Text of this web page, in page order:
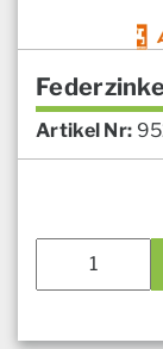
Artikel Nr: